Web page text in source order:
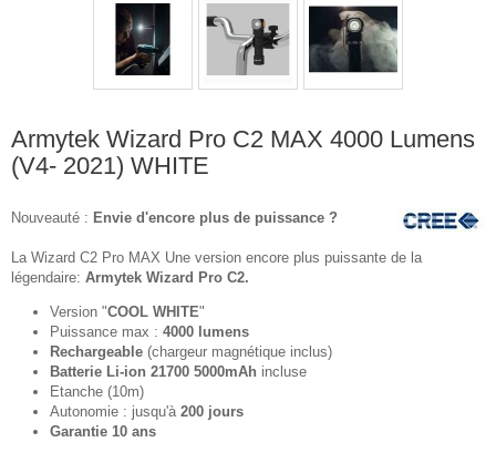
Armytek Wizard Pro C2 MAX 4000 Lumens
(V4- 2021) WHITE
Nouveauté : Envie d'encore plus de puissance ?
La Wizard C2 Pro MAX Une version encore plus puissante de la
légendaire: Armytek Wizard Pro C2.
Version "COOL WHITE"
Puissance max : 4000 lumens
Rechargeable (chargeur magnétique inclus)
Batterie Li-ion 21700 5000mAh incluse
Etanche (10m)
Autonomie : jusqu'à 200 jours
Garantie 10 ans